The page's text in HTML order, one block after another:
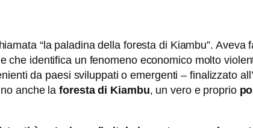
“la paladina della foresta di Kiambu”.
che identifica un fenomeno economico molto
da paesi sviluppati o emergenti – finalizzato all’
anche laforesta di Kiambu, un vero e proprio